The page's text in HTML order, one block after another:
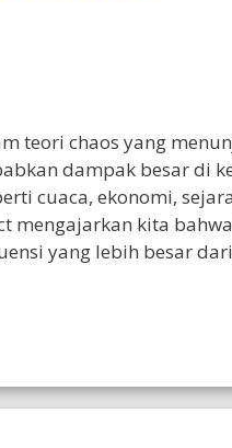
teori chaos yang
dampak besar di
cuaca, ekonomi,
mengajarkan kita
yang lebih besar